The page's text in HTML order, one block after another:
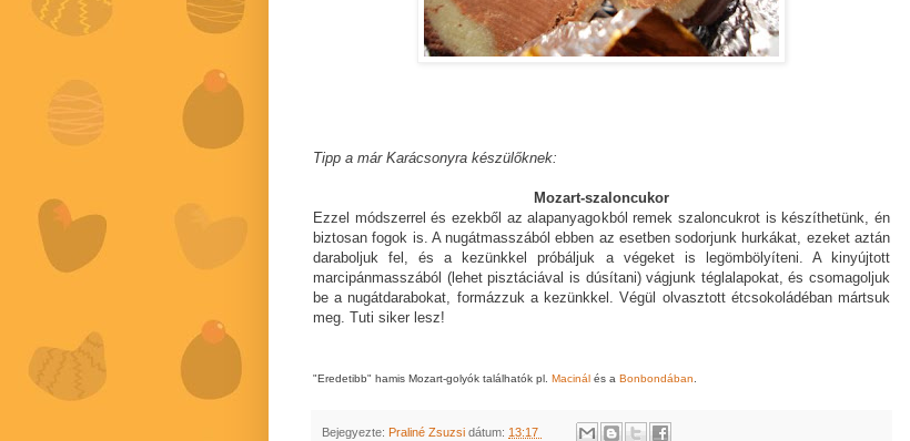
Tipp a már Karácsonyra készülőknek:
Mozart-szaloncukor
Ezzel módszerrel és ezekből az alapanyagokból remek szaloncukrot is készíthetünk, én
biztosan fogok is. A nugátmasszából ebben az esetben sodorjunk hurkákat, ezeket aztán
daraboljuk fel, és a kezünkkel próbáljuk a végeket is legömbölyíteni. A kinyújtott
marcipánmasszából (lehet pisztáciával is dúsítani) vágjunk téglalapokat, és csomagoljuk
be a nugátdarabokat, formázzuk a kezünkkel. Végül olvasztott étcsokoládéban mártsuk
meg. Tuti siker lesz!
"Eredetibb" hamis Mozart-golyók találhatók pl. Macinál és a Bonbondában.
Bejegyezte: Praliné Zsuzsi dátum: 13:17